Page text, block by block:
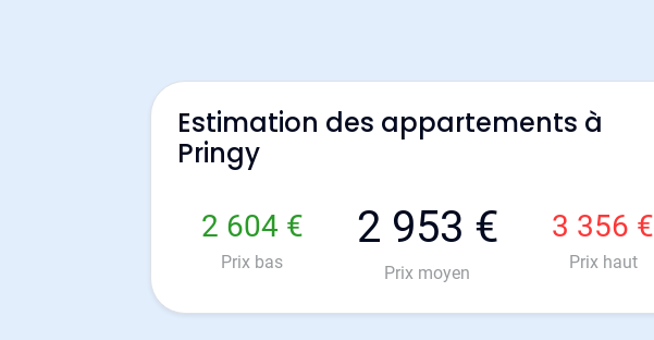
Estimation des appartements à
Pringy
2 604 €
Prix bas
2 953 €
Prix moyen
3 356 €
Prix haut